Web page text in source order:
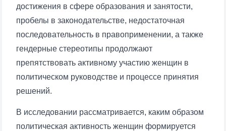
достижения в сфере образования и занятости,
пробелы в законодательстве, недостаточная
последовательность в правоприменении, а также
гендерные стереотипы продолжают
препятствовать активному участию женщин в
политическом руководстве и процессе принятия
решений.
В исследовании рассматривается, каким образом
политическая активность женщин формируется